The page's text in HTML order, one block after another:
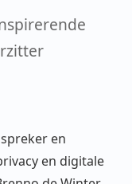
en
en digitale